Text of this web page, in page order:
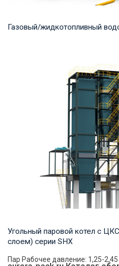
Газовый/жидкотопливный
мощность продукта: 0,7-14 МВт
Угольный паровой котел с
слоем) серии SHX
Пар Рабочее давление: 1,25-